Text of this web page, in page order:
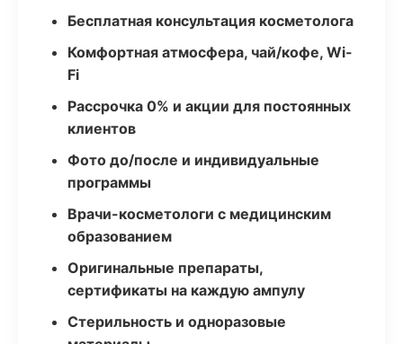
Бесплатная консультация косметолога
Комфортная атмосфера, чай/кофе, Wi-
Fi
Рассрочка 0% и акции для постоянных
клиентов
Фото до/после и индивидуальные
программы
Врачи-косметологи с медицинским
образованием
Оригинальные препараты,
сертификаты на каждую ампулу
Стерильность и одноразовые